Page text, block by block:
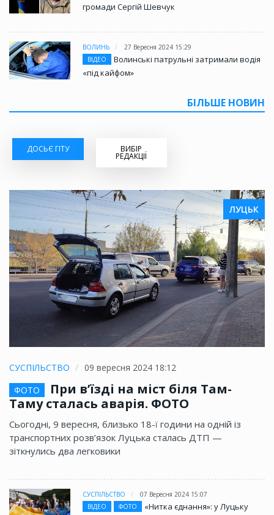
громади Сергій Шевчук
ВОЛИНЬ
27 Вересня 2024 15:29
ВІДЕО
Волинські патрульні затримали водія
«під кайфом»
БІЛЬШЕ НОВИН
ДОСЬЄ ГІТУ ВИБІР
РЕДАКЦІЇ
ЛУЦЬК
СУСПІЛЬСТВО
09 вересня 2024 18:12
ФОТО
При в’їзді на міст біля Там-
Таму сталась аварія. ФОТО
Сьогодні, 9 вересня, близько 18-ї години на одній із
транспортних розв’язок Луцька сталась ДТП —
зіткнулись два легковики
СУСПІЛЬСТВО
07 Вересня 2024 15:07
ВІДЕО
ФОТО
«Нитка єднання»: у Луцьку